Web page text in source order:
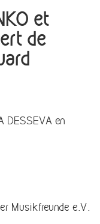
et
de
DESSEVA en
Musikfreunde e.V.